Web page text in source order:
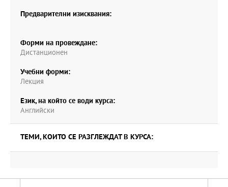
Предварителни изисквания:
Форми на провеждане:
Дистанционен
Учебни форми:
Лекция
Език, на който се води курса:
Английски
ТЕМИ, КОИТО СЕ РАЗГЛЕЖДАТ В КУРСА: